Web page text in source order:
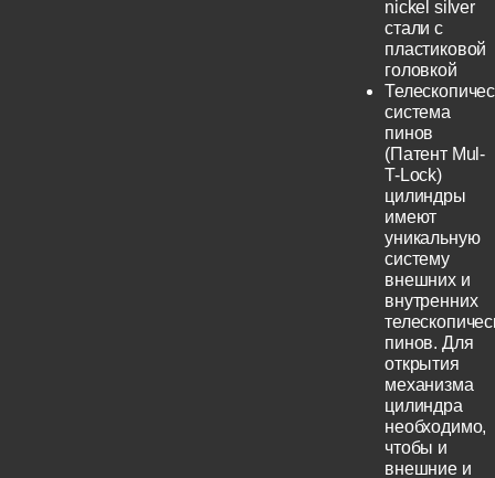
nickel silver
стали с
пластиковой
головкой
система
пинов
(Патент Mul-
T-Lock)
цилиндры
имеют
уникальную
систему
внешних и
внутренних
пинов. Для
открытия
механизма
цилиндра
необходимо,
чтобы и
внешние и